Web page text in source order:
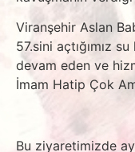
Viranşehir Aslan
57.sini açtığımız
devam eden ve
İmam Hatip Çok
Bu ziyaretimizde